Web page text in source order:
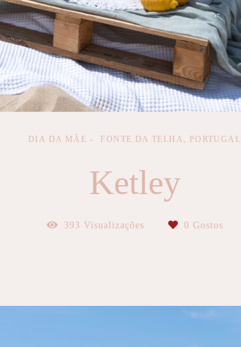
DIA DA MÃE FONTE DA TELHA, PORTUGAL
Ketley
393 Visualizações 0 Gostos